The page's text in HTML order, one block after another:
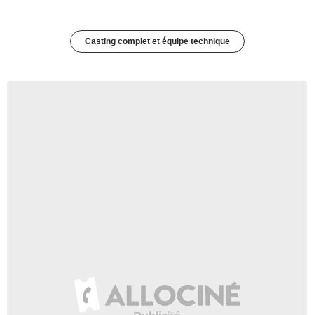
Casting complet et équipe technique